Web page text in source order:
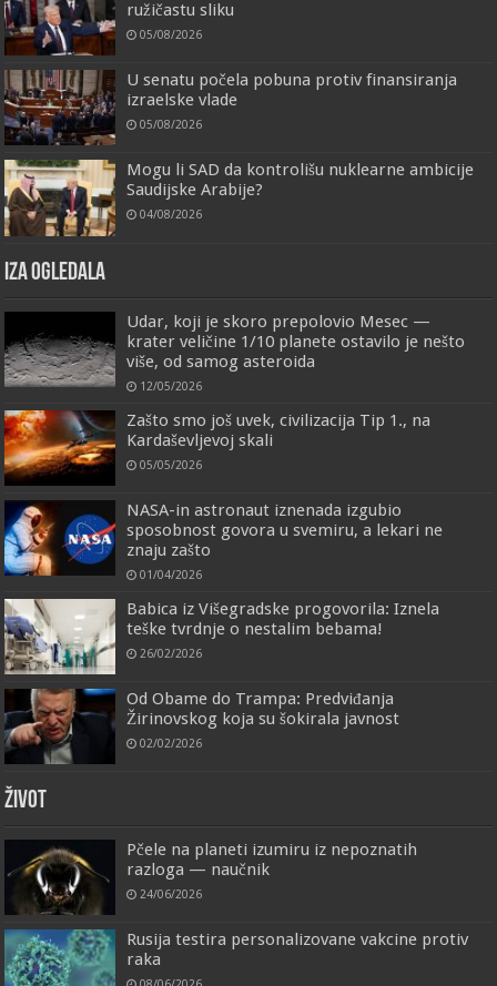
ružičastu sliku
05/08/2026
U senatu počela pobuna protiv finansiranja
izraelske vlade
05/08/2026
Mogu li SAD da kontrolišu nuklearne ambicije
Saudijske Arabije?
04/08/2026
IZA OGLEDALA
Udar, koji je skoro prepolovio Mesec —
krater veličine 1/10 planete ostavilo je nešto
više, od samog asteroida
12/05/2026
Zašto smo još uvek, civilizacija Tip 1., na
Kardaševljevoj skali
05/05/2026
NASA-in astronaut iznenada izgubio
sposobnost govora u svemiru, a lekari ne
znaju zašto
01/04/2026
Babica iz Višegradske progovorila: Iznela
teške tvrdnje o nestalim bebama!
26/02/2026
Od Obame do Trampa: Predviđanja
Žirinovskog koja su šokirala javnost
02/02/2026
ŽIVOT
Pčele na planeti izumiru iz nepoznatih
razloga — naučnik
24/06/2026
Rusija testira personalizovane vakcine protiv
raka